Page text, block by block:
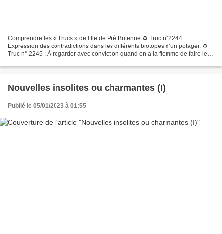
Comprendre les « Trucs » de l’Ile de Pré Britenne ♻ Truc n°2244 :
Expression des contradictions dans les différents biotopes d’un potager. ♻
Truc n° 2245 : À regarder avec conviction quand on a la flemme de faire le
Nouvelles insolites ou charmantes (I)
Publié le 05/01/2023 à 01:55